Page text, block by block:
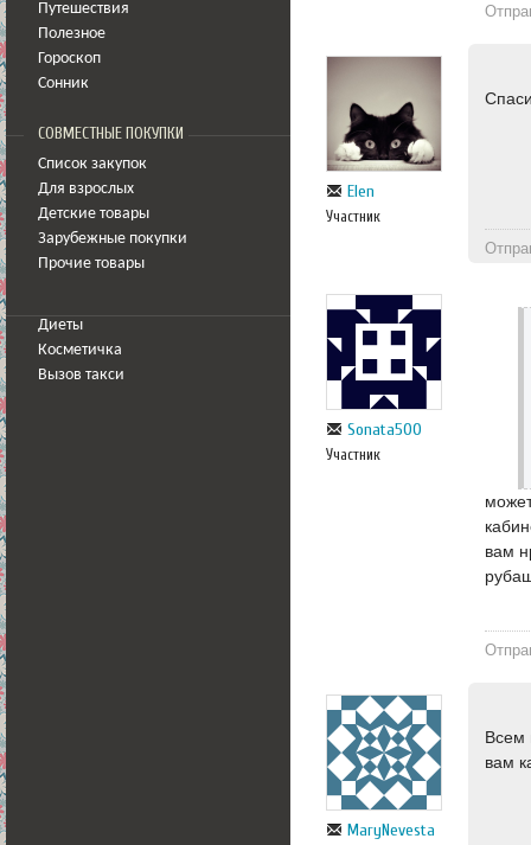
Путешествия
Полезное
Гороскоп
Сонник
СОВМЕСТНЫЕ ПОКУПКИ
Список закупок
Для взрослых
Детские товары
Зарубежные покупки
Прочие товары
Диеты
Косметичка
Вызов такси
Elen
Участник
Sonata500
Участник
вам
MaryNevesta
Всем
вам